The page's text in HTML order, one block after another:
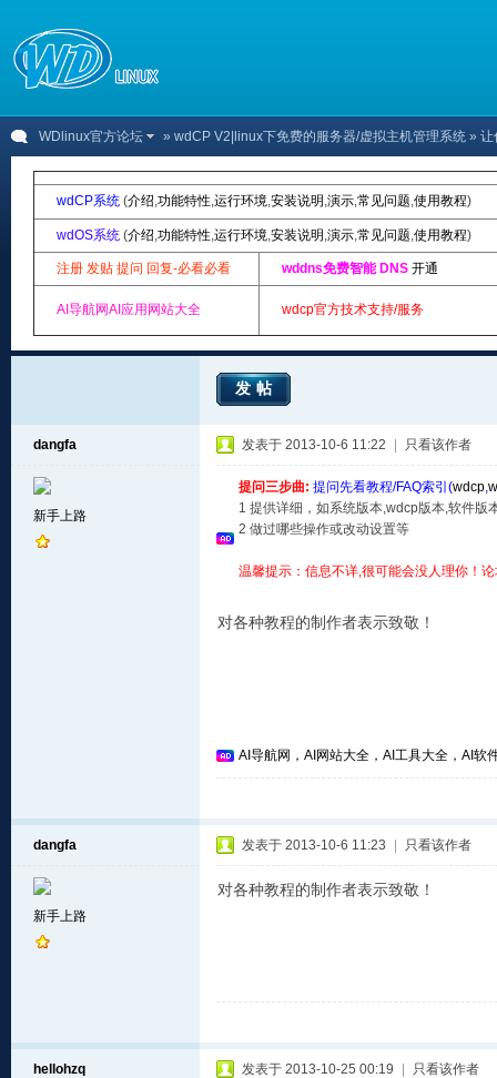
WDlinux官方论坛 » wdCP V2|linux下免费的服务器/虚拟主机管理系统 » 让
wdCP系统 (介绍,功能特性,运行环境,安装说明 ,演示,常见问题,使用教程)
wdOS系统 (介绍,功能特性,运行环境,安装说明 ,演示,常见问题,使用教程)
注册 发贴 提问 回复-必看必看 wddns免费智能 DNS 开通
AI导航网AI应用网站大全 wdcp官方技术支持/服务
发帖
dangfa
新手上路
发表于 2013-10-6 11:22 只看该作者
提问三步曲: 提问先看教程/FAQ索引(wdcp,
1 提供详细，如系统版本,wdcp版本,软件版
2 做过哪些操作或改动设置等
温馨提示：信息不详,很可能会没人理你！
对各种教程的制作者表示致敬！
AI导航网，AI网站大全，AI工具大全，AI软
dangfa
新手上路
发表于 2013-10-6 11:23 只看该作者
对各种教程的制作者表示致敬！
hellohzq 发表于 2013-10-25 00:19 只看该作者